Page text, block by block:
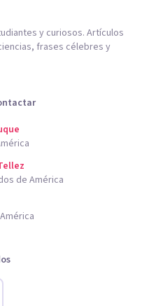
y curiosos. Artículos
frases célebres y
de América